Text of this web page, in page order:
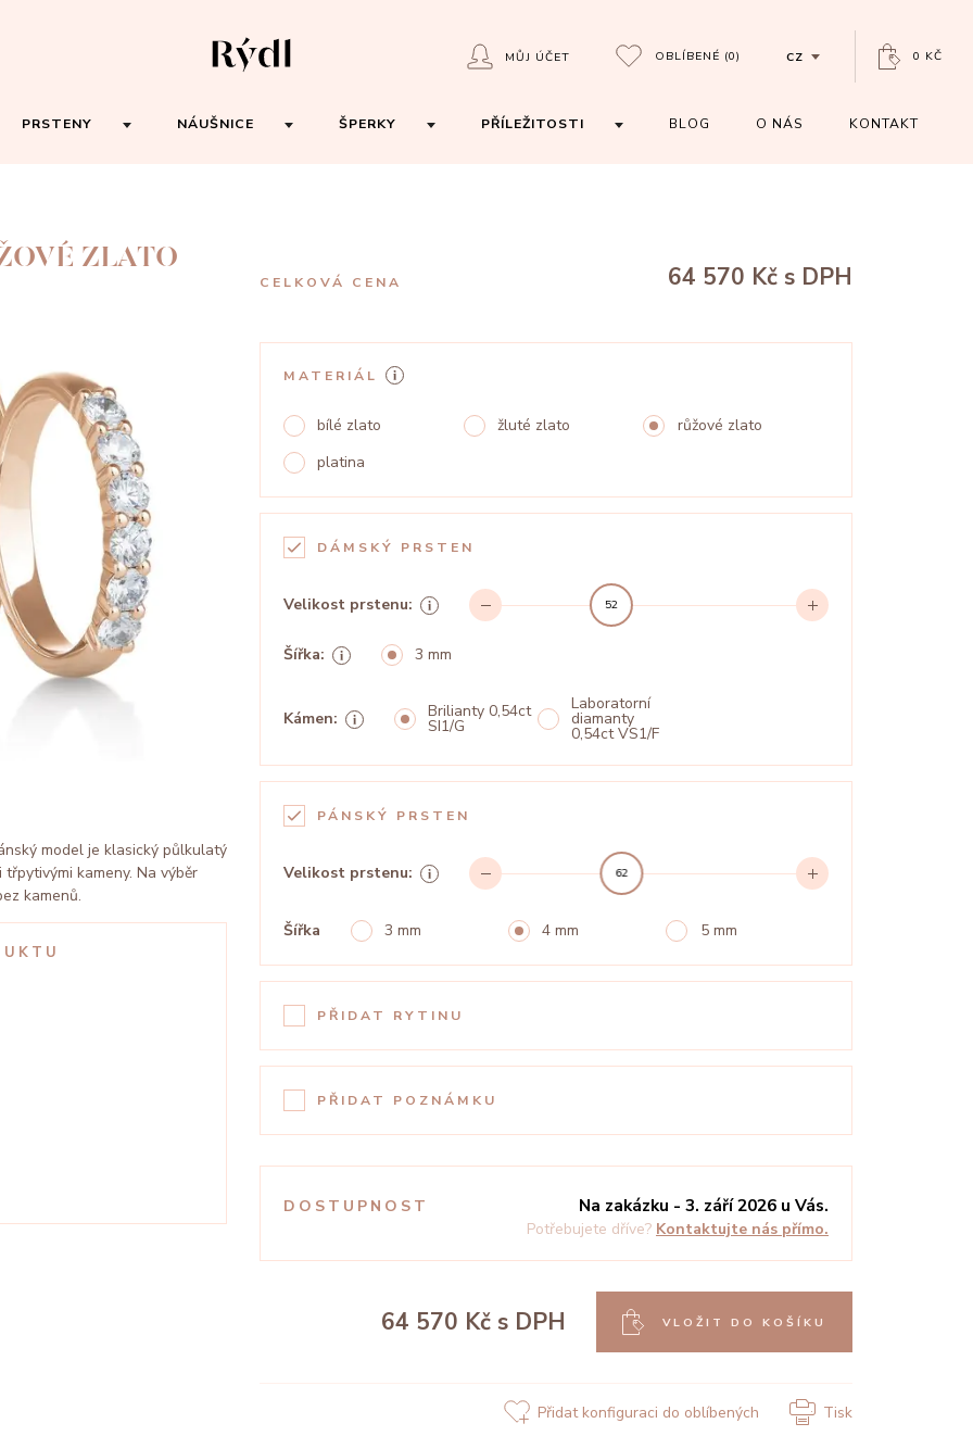
MŮJ ÚČET OBLÍBENÉ (0) CZ 0 KČ
PRSTENY NÁUŠNICE ŠPERKY PŘÍLEŽITOSTI BLOG O NÁS KONTAKT
ZLATO
model je klasický půlkulatý
kameny. Na výběr
kamenů.
CELKOVÁ CENA 64 570 Kč s DPH
MATERIÁL
bílé zlato žluté zlato
růžové zlato
platina
DÁMSKÝ PRSTEN
Velikost prstenu: 52
Šířka: 3 mm
Kámen: Brilianty 0,54ct
SI1/G
Laboratorní
diamanty
0,54ct VS1/F
PÁNSKÝ PRSTEN
Velikost prstenu: 62
Šířka 3 mm 4 mm 5 mm
PŘIDAT RYTINU
PŘIDAT POZNÁMKU
DOSTUPNOST Na zakázku - 3. září 2026 u Vás.
Potřebujete dříve? Kontaktujte nás přímo.
64 570 Kč s DPH VLOŽIT DO KOŠÍKU
Přidat konfiguraci do oblíbených Tisk